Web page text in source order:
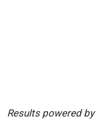
Results powered by